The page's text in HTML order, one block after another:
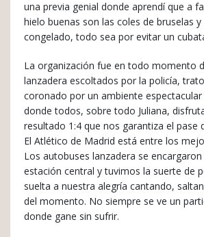
una previa genial donde aprendí que a
hielo buenas son las coles de bruselas
congelado, todo sea por evitar un
La organización fue en todo momento
lanzadera escoltados por la policía,
coronado por un ambiente
donde todos, sobre todo Juliana,
resultado 1:4 que nos garantiza el pase
El Atlético de Madrid está entre los
Los autobuses lanzadera se
estación central y tuvimos la suerte de
suelta a nuestra alegría cantando,
del momento. No siempre se ve un
donde gane sin sufrir.